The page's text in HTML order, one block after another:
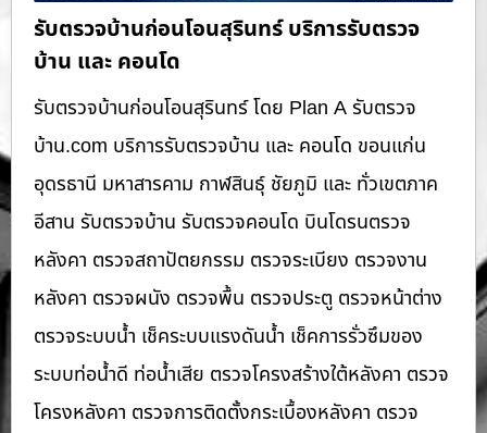
รับตรวจบ้านก่อนโอนสุรินทร์ บริการรับตรวจ
บ้าน และ คอนโด
รับตรวจบ้านก่อนโอนสุรินทร์ โดย Plan A รับตรวจ
บ้าน.com บริการรับตรวจบ้าน และ คอนโด ขอนแก่น
อุดรธานี มหาสารคาม กาฬสินธุ์ ชัยภูมิ และ ทั่วเขตภาค
อีสาน รับตรวจบ้าน รับตรวจคอนโด บินโดรนตรวจ
หลังคา ตรวจสถาปัตยกรรม ตรวจระเบียง ตรวจงาน
หลังคา ตรวจผนัง ตรวจพื้น ตรวจประตู ตรวจหน้าต่าง​
ตรวจระบบน้ำ เช็คระบบแรงดันน้ำ เช็คการรั่วซึมของ
ระบบท่อน้ำ​ดี ท่อน้ำ​เสีย ตรวจโครงสร้างใต้หลังคา ตรวจ
โครงหลังคา ตรวจการติดตั้งกระเบื้องหลังคา ตรวจ